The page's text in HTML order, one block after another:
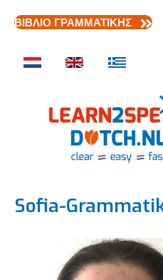
ΒΙΒΛΙΟ ΓΡΑΜΜΑΤΙΚΗΣ
Sofia-